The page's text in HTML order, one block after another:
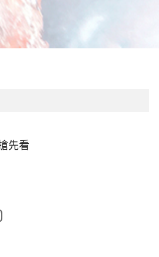
先看